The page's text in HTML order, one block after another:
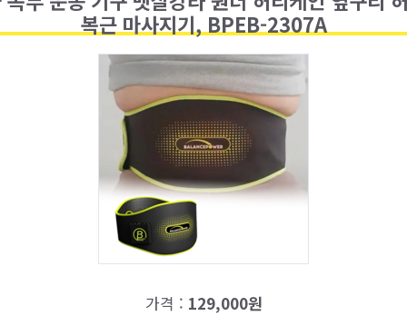
복근 마사지기, BPEB-2307A
가격 : 129,000원